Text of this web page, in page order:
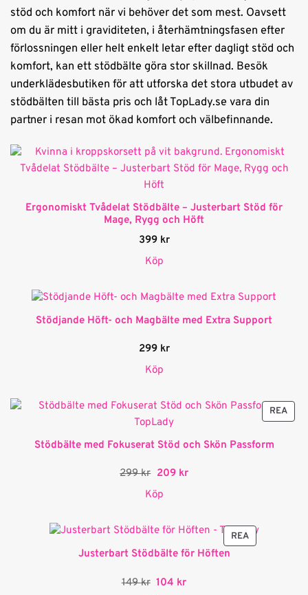
stöd och komfort när vi behöver det som mest. Oavsett
om du är mitt i graviditeten, i återhämtningsfasen efter
förlossningen eller helt enkelt letar efter dagligt stöd och
komfort, kan ett stödbälte göra stor skillnad. Besök
underklädesbutiken för att utforska det stora utbudet av
stödbälten till bästa pris och låt TopLady.se vara din
partner i resan mot ökad komfort och välbefinnande.
Ergonomiskt Tvådelat Stödbälte – Justerbart Stöd för
Mage, Rygg och Höft
399 kr
Köp
Stödjande Höft- och Magbälte med Extra Support
299 kr
Köp
REA
PÅ
Stödbälte med Fokuserat Stöd och Skön Passform
299kr Det
priset
209 krDet
Köp
REAPRODUKTER
PÅ
Justerbart Stödbälte för Höften
149kr Det
104 krDet